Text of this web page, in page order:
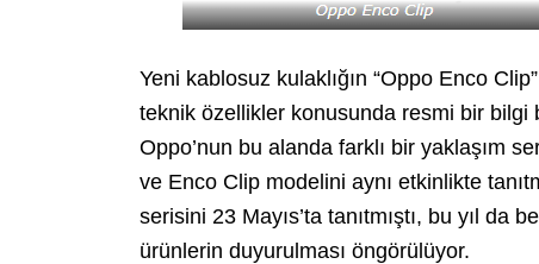
Yeni kablosuz kulaklığın “Oppo Enco
teknik özellikler konusunda resmi bir bilgi
Oppo’nun bu alanda farklı bir yaklaşım
ve Enco Clip modelini aynı etkinlikte
serisini 23 Mayıs’ta tanıtmıştı, bu yıl da
ürünlerin duyurulması öngörülüyor.